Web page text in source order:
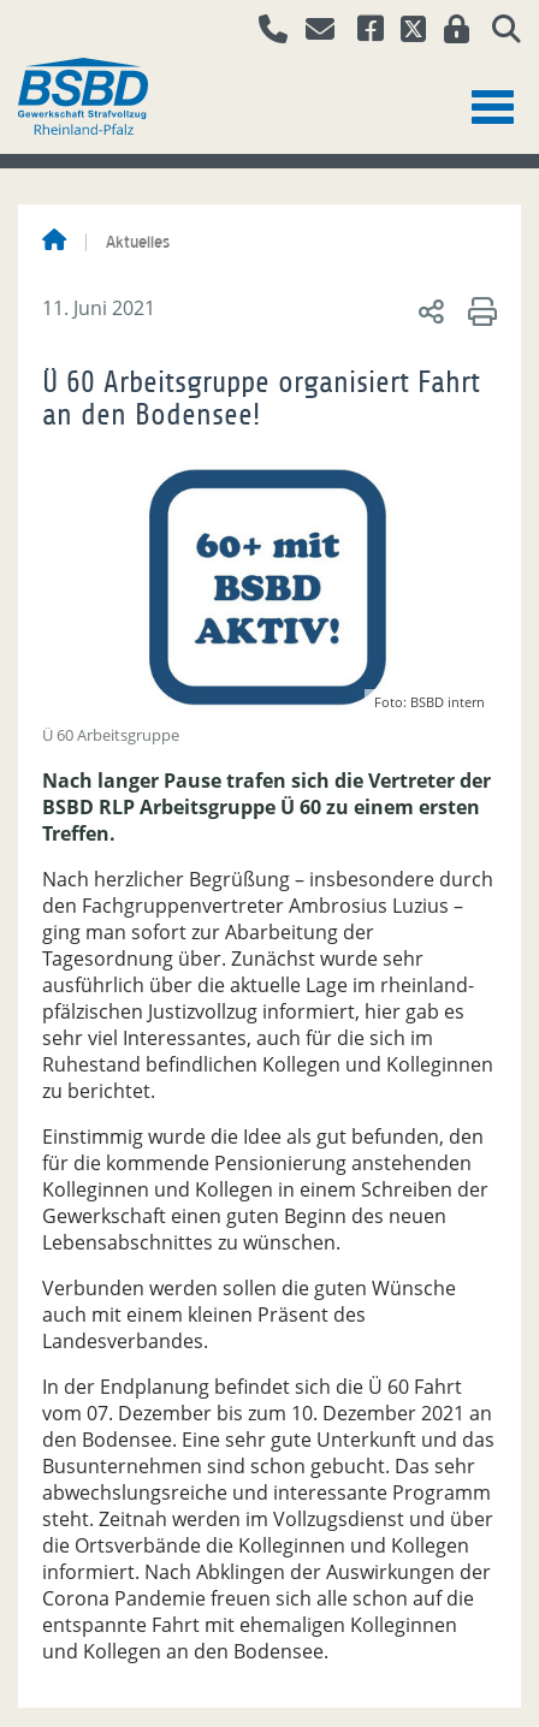
Aktuelles
11. Juni 2021
Ü 60 Arbeitsgruppe organisiert Fahrt
an den Bodensee!
Foto: BSBD intern
Ü 60 Arbeitsgruppe
Nach langer Pause trafen sich die Vertreter der
BSBD RLP Arbeitsgruppe Ü 60 zu einem ersten
Treffen.
Nach herzlicher Begrüßung – insbesondere durch
den Fachgruppenvertreter Ambrosius Luzius –
ging man sofort zur Abarbeitung der
Tagesordnung über. Zunächst wurde sehr
ausführlich über die aktuelle Lage im rheinland-
pfälzischen Justizvollzug informiert, hier gab es
sehr viel Interessantes, auch für die sich im
Ruhestand befindlichen Kollegen und Kolleginnen
zu berichtet.
Einstimmig wurde die Idee als gut befunden, den
für die kommende Pensionierung anstehenden
Kolleginnen und Kollegen in einem Schreiben der
Gewerkschaft einen guten Beginn des neuen
Lebensabschnittes zu wünschen.
Verbunden werden sollen die guten Wünsche
auch mit einem kleinen Präsent des
Landesverbandes.
In der Endplanung befindet sich die Ü 60 Fahrt
vom 07. Dezember bis zum 10. Dezember 2021 an
den Bodensee. Eine sehr gute Unterkunft und das
Busunternehmen sind schon gebucht. Das sehr
abwechslungsreiche und interessante Programm
steht. Zeitnah werden im Vollzugsdienst und über
die Ortsverbände die Kolleginnen und Kollegen
informiert. Nach Abklingen der Auswirkungen der
Corona Pandemie freuen sich alle schon auf die
entspannte Fahrt mit ehemaligen Kolleginnen
und Kollegen an den Bodensee.